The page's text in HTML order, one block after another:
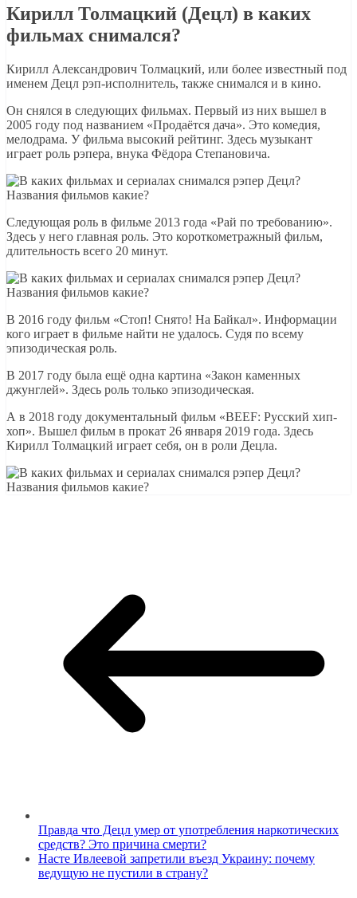
Кирилл Толмацкий (Децл) в каких
фильмах снимался?
Кирилл Александрович Толмацкий, или более известный под
именем Децл рэп-исполнитель, также снимался и в кино.
Он снялся в следующих фильмах. Первый из них вышел в
2005 году под названием «Продаётся дача». Это комедия,
мелодрама. У фильма высокий рейтинг. Здесь музыкант
играет роль рэпера, внука Фёдора Степановича.
Следующая роль в фильме 2013 года «Рай по требованию».
Здесь у него главная роль. Это короткометражный фильм,
длительность всего 20 минут.
В 2016 году фильм «Стоп! Снято! На Байкал». Информации
кого играет в фильме найти не удалось. Судя по всему
эпизодическая роль.
В 2017 году была ещё одна картина «Закон каменных
джунглей». Здесь роль только эпизодическая.
А в 2018 году документальный фильм «BEEF: Русский хип-
хоп». Вышел фильм в прокат 26 января 2019 года. Здесь
Кирилл Толмацкий играет себя, он в роли Децла.
Правда что Децл умер от употребления наркотических
средств? Это причина смерти?
Насте Ивлеевой запретили въезд Украину: почему
ведущую не пустили в страну?